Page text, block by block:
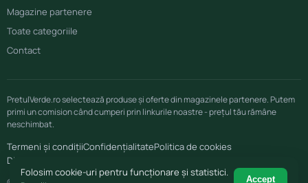
Magazine partenere
Toate categoriile
Contact
PretulVerde.ro selectează produse și oferte din magazinele partenere. Putem
primi un comision când cumperi prin linkurile noastre - prețul tău rămâne
neschimbat.
Termeni și condițiiConfidențialitatePolitica de cookies
Disclaimer afiliere
Folosim cookie-uri pentru funcționare și statistici.
Accept